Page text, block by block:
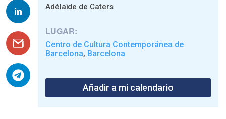
Adélaïde de Caters
LUGAR:
Centro de Cultura Contemporánea de
Barcelona, Barcelona
Añadir a mi calendario